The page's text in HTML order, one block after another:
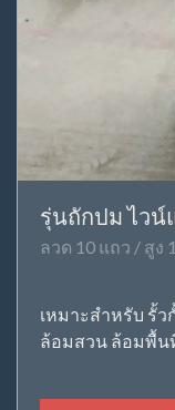
รุ่นถักปม ไวน์
ลวด 10 แถว / สูง
เหมาะสำหรับ รั้
ล้อมสวน ล้อมพื้น